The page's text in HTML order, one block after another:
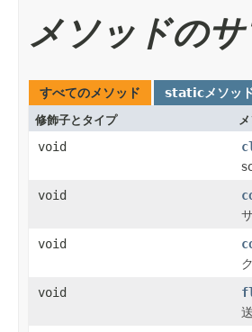
メソッドの
すべてのメソッド staticメソッ
修飾子とタイプ
void
void
void
void